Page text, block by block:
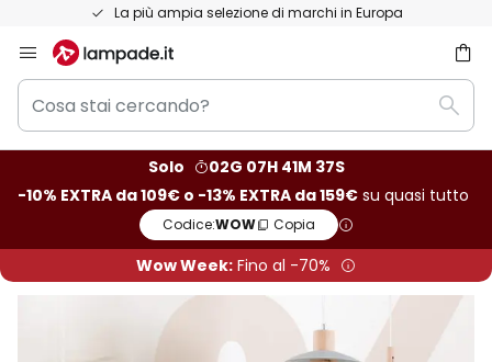
La più ampia selezione di marchi in Europa
Salta
al
contenuto
Cosa
stai
cercando?
Solo
02G 07H 41M 36S
-10% EXTRA da 109€ o -13% EXTRA da 159€ su quasi tutto
Codice:WOW Copia
Wow Week: Fino al -70%